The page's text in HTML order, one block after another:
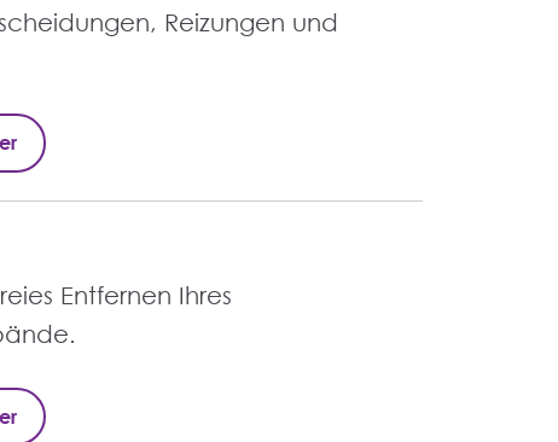
Reizungen und
Entfernen Ihres